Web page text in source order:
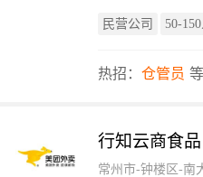
民营公司 50-150
热招： 仓管员
行知云商食品
常州市-钟楼区-南